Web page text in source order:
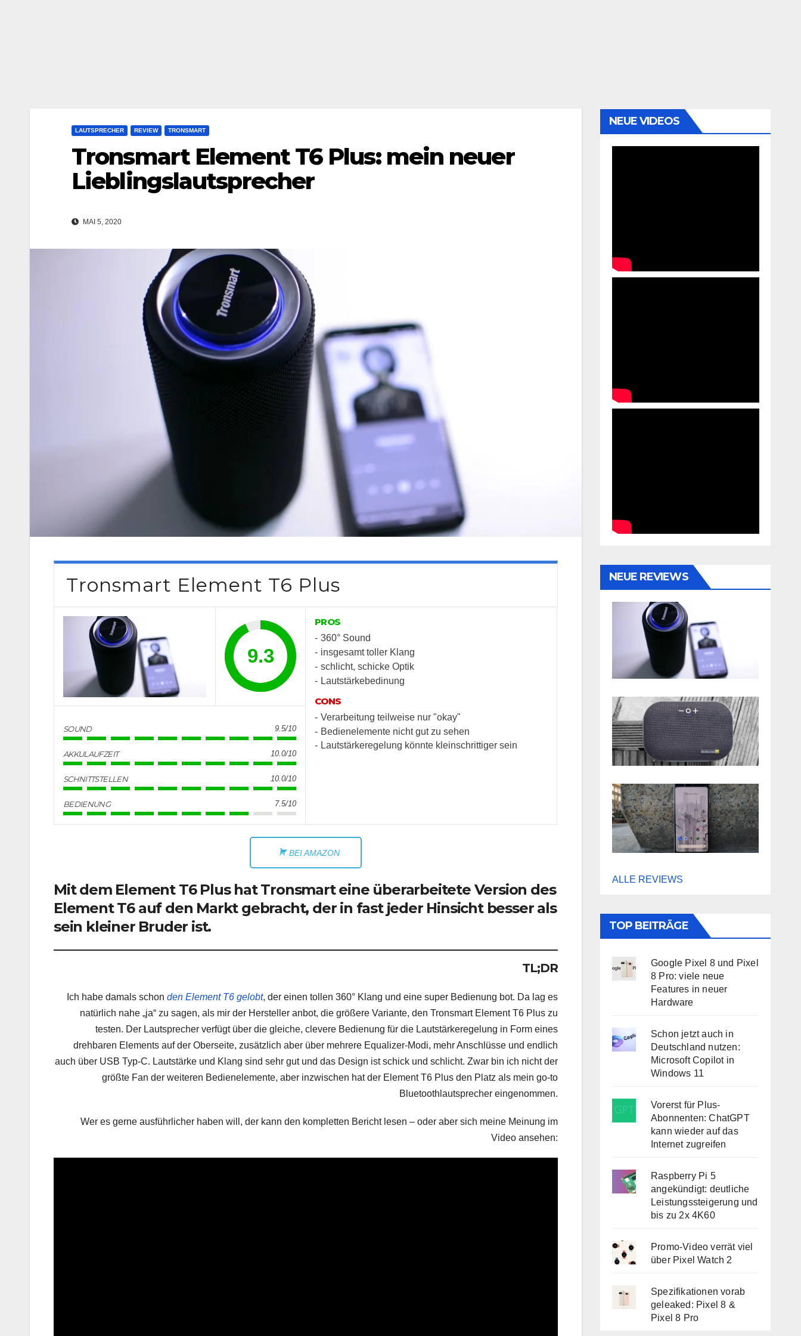
LAUTSPRECHER REVIEW TRONSMART
Tronsmart Element T6 Plus: mein neuer
Lieblingslautsprecher
MAI 5, 2020
Tronsmart Element T6 Plus
9.3
SOUND 9.5/10
AKKULAUFZEIT 10.0/10
SCHNITTSTELLEN 10.0/10
BEDIENUNG 7.5/10
PROS
360° Sound
insgesamt toller Klang
schlicht, schicke Optik
Lautstärkebedinung
CONS
Verarbeitung teilweise nur "okay"
Bedienelemente nicht gut zu sehen
Lautstärkeregelung könnte kleinschrittiger sein
BEI AMAZON
Mit dem Element T6 Plus hat Tronsmart eine überarbeitete Version des
Element T6 auf den Markt gebracht, der in fast jeder Hinsicht besser als
sein kleiner Bruder ist.
TL;DR
Ich habe damals schon den Element T6 gelobt, der einen tollen 360° Klang und eine super Bedienung bot. Da lag es
natürlich nahe „ja“ zu sagen, als mir der Hersteller anbot, die größere Variante, den Tronsmart Element T6 Plus zu
testen. Der Lautsprecher verfügt über die gleiche, clevere Bedienung für die Lautstärkeregelung in Form eines
drehbaren Elements auf der Oberseite, zusätzlich aber über mehrere Equalizer-Modi, mehr Anschlüsse und endlich
auch über USB Typ-C. Lautstärke und Klang sind sehr gut und das Design ist schick und schlicht. Zwar bin ich nicht der
größte Fan der weiteren Bedienelemente, aber inzwischen hat der Element T6 Plus den Platz als mein go-to
Bluetoothlautsprecher eingenommen.
Wer es gerne ausführlicher haben will, der kann den kompletten Bericht lesen – oder aber sich meine Meinung im
Video ansehen:
NEUE VIDEOS
NEUE REVIEWS
ALLE REVIEWS
TOP BEITRÄGE
Google Pixel 8 und Pixel
8 Pro: viele neue
Features in neuer
Hardware
Schon jetzt auch in
Deutschland nutzen:
Microsoft Copilot in
Windows 11
Vorerst für Plus-
Abonnenten: ChatGPT
kann wieder auf das
Internet zugreifen
Raspberry Pi 5
angekündigt: deutliche
Leistungssteigerung und
bis zu 2x 4K60
Promo-Video verrät viel
über Pixel Watch 2
Spezifikationen vorab
geleaked: Pixel 8 &
Pixel 8 Pro